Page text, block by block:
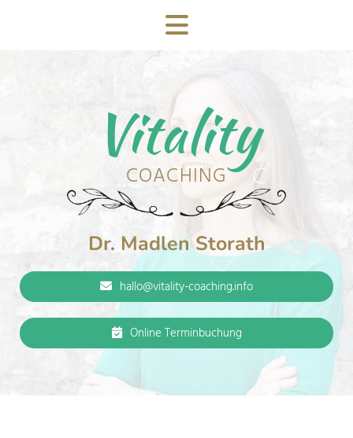
Vitality
COACHING
Dr. Madlen Storath
hallo@vitality-coaching.info
Online Terminbuchung